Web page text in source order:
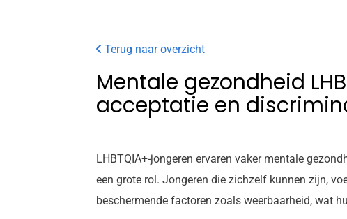
Terug naar overzicht
Mentale gezondheid
acceptatie en
LHBTQIA+-jongeren ervaren vaker mentale
een grote rol. Jongeren die zichzelf kunnen zijn,
beschermende factoren zoals weerbaarheid, wat